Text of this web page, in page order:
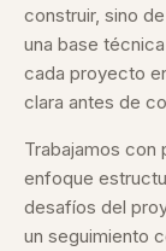
construir, sino
una base
cada proyecto
clara antes de
Trabajamos con
enfoque
desafíos del
un seguimiento